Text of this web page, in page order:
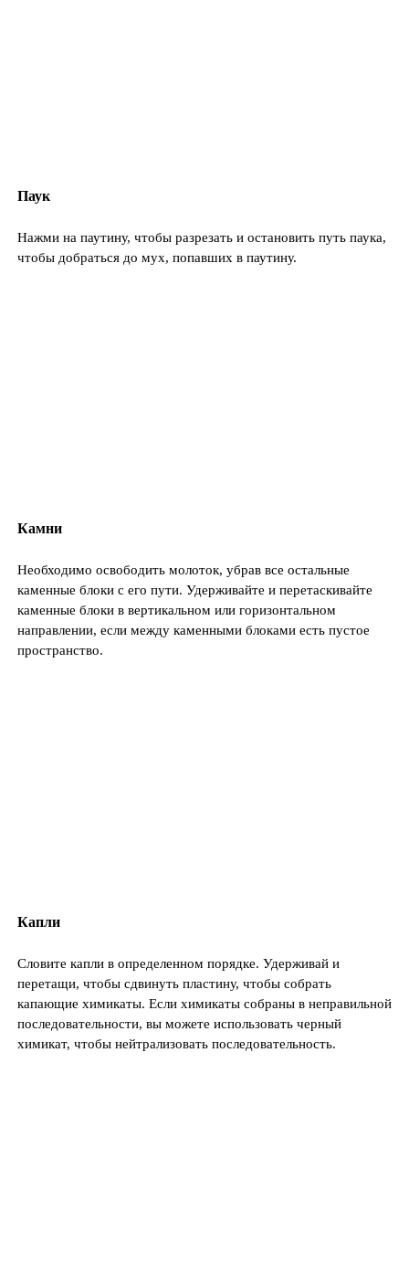
Паук
Нажми на паутину, чтобы разрезать и остановить путь паука,
чтобы добраться до мух, попавших в паутину.
Камни
Необходимо освободить молоток, убрав все остальные
каменные блоки с его пути. Удерживайте и перетаскивайте
каменные блоки в вертикальном или горизонтальном
направлении, если между каменными блоками есть пустое
пространство.
Капли
Словите капли в определенном порядке. Удерживай и
перетащи, чтобы сдвинуть пластину, чтобы собрать
капающие химикаты. Если химикаты собраны в неправильной
последовательности, вы можете использовать черный
химикат, чтобы нейтрализовать последовательность.